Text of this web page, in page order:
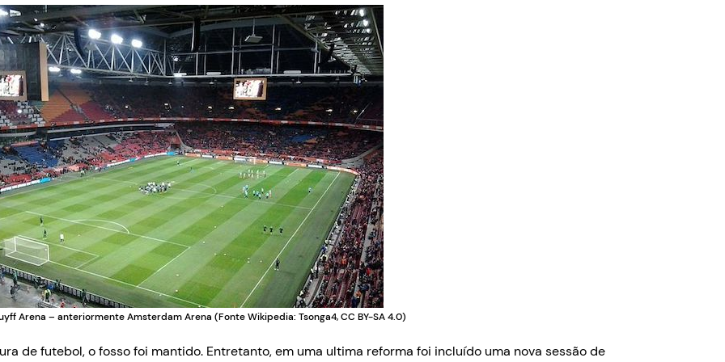
Arena – anteriormente Amsterdam Arena (Fonte Wikipedia: Tsonga4, CC BY-SA 4.0)
de futebol, o fosso foi mantido. Entretanto, em uma ultima reforma foi incluído uma nova sessão de